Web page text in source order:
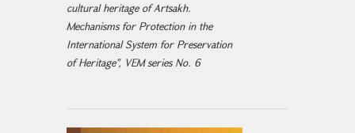
cultural heritage of Artsakh.
Mechanisms for Protection in the
International System for Preservation
of Heritage", VEM series No. 6